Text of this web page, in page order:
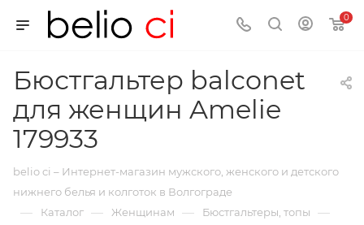
0
Бюстгальтер balconet
для женщин Amelie
179933
belio ci – Интернет-магазин мужского, женского и детского
нижнего белья и колготок в Волгограде
— Каталог — Женщинам — Бюстгальтеры, топы —